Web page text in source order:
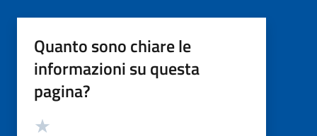
Quanto sono chiare le
informazioni su questa
pagina?
Valutazione